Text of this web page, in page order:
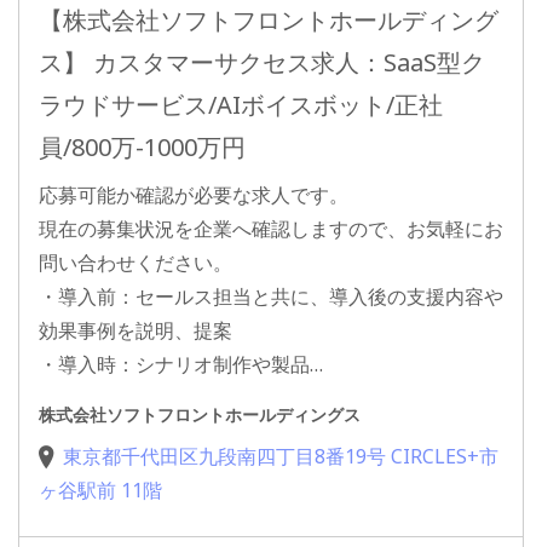
【株式会社ソフトフロントホールディング
ス】 カスタマーサクセス求人：SaaS型ク
ラウドサービス/AIボイスボット/正社
員/800万-1000万円
応募可能か確認が必要な求人です。
現在の募集状況を企業へ確認しますので、お気軽にお
問い合わせください。
・導入前：セールス担当と共に、導入後の支援内容や
効果事例を説明、提案
・導入時：シナリオ制作や製品…
株式会社ソフトフロントホールディングス
東京都千代田区九段南四丁目8番19号 CIRCLES+市
ヶ谷駅前 11階